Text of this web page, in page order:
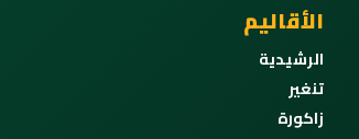
الأقاليم
الرشيدية
تنغير
زاكورة